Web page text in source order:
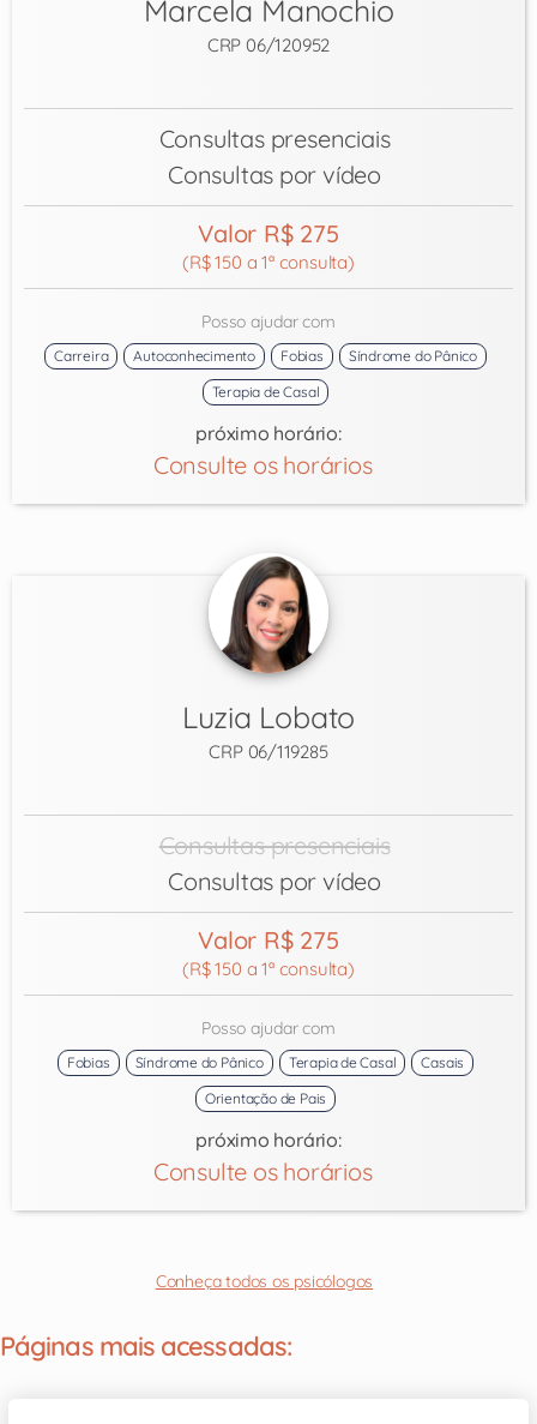
Marcela Manochio
CRP 06/120952
Consultas presenciais
Consultas por vídeo
Valor R$ 275
(R$ 150 a 1ª consulta)
Posso ajudar com
Carreira Autoconhecimento Fobias
Síndrome do Pânico
Terapia de Casal
próximo horário:
Consulte os horários
Luzia Lobato
CRP 06/119285
Consultas presenciais
Consultas por vídeo
Valor R$ 275
(R$ 150 a 1ª consulta)
Posso ajudar com
Fobias Síndrome do Pânico Terapia de Casal
Casais
Orientação de Pais
próximo horário:
Consulte os horários
Conheça todos os psicólogos
Páginas mais acessadas: